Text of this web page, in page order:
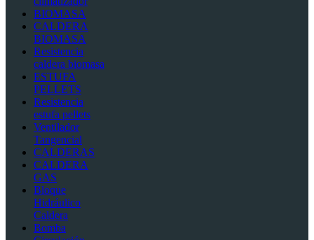
BIOMASA
CALDERA
BIOMASA
Resistencia
caldera biomasa
ESTUFA
PELLETS
Resistencia
estufa pellets
Ventilador
Tangencial
CALDERAS
CALDERA
GAS
Bloque
Hidráulico
Caldera
Bomba